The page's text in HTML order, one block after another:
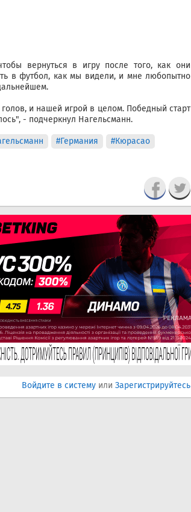
вернуться в игру после того, как они
в футбол, как мы видели, и мне любопытно
и нашей игрой в целом. Победный старт
- подчеркнул Нагельсманн.
#Германия
#Кюрасао
Войдите в систему или Зарегистрируйтесь